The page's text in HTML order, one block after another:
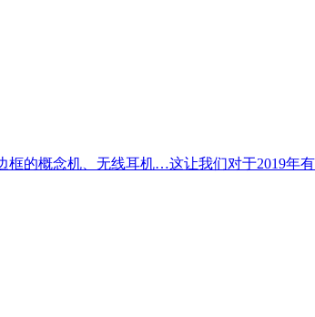
的概念机、无线耳机…这让我们对于2019年